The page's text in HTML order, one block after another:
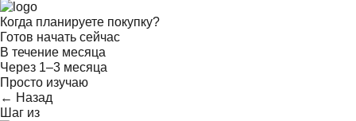
Когда планируете покупку?
Готов начать сейчас
В течение месяца
Через 1–3 месяца
Просто изучаю
← Назад
Шаг из